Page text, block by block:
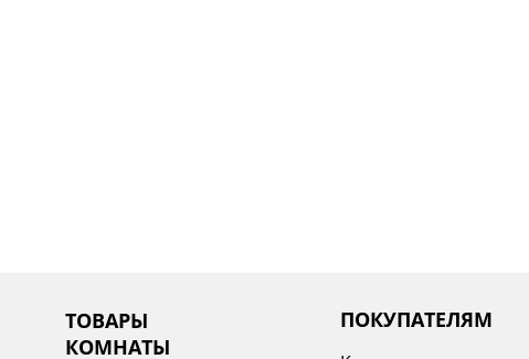
ТОВАРЫ
КОМНАТЫ
ПОКУПАТЕЛЯМ